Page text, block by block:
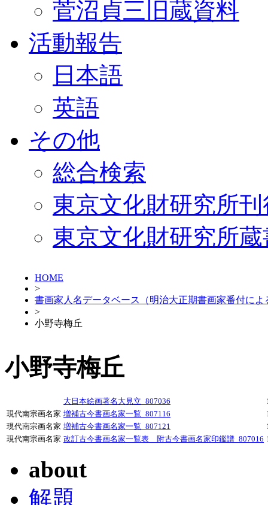
菅沼貞三旧蔵資料
活動報告
日本語
英語
その他
総合検索
東京文化財研究所
東京文化財研究所
HOME
>
書画家人名データベース（明治大正期書画家番付によ
>
小野寺梅丘
小野寺梅丘
大日本絵画著名大見立_807036
現代南宗画名家 増補古今書画名家一覧_807116
現代南宗画名家 増補古今書画名家一覧_807121
現代南宗画名家 改訂古今書画名家一覧表 附古今書画名家印鑑譜_807016
about
解題